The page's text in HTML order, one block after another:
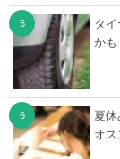
タ
かも
夏
オ